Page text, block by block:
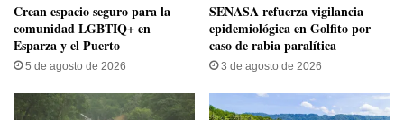
Crean espacio seguro para la
comunidad LGBTIQ+ en
Esparza y el Puerto
5 de agosto de 2026
SENASA refuerza vigilancia
epidemiológica en Golfito por
caso de rabia paralítica
3 de agosto de 2026